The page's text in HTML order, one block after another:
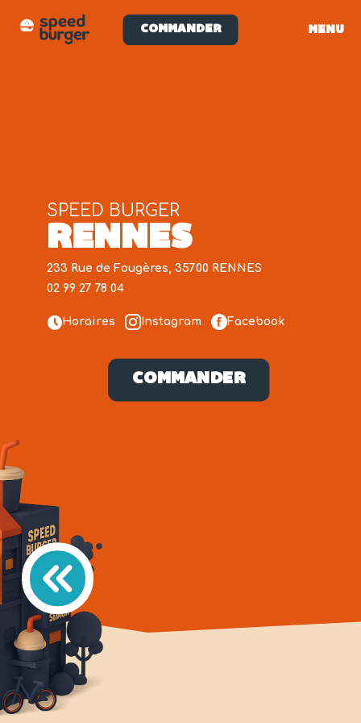
COMMANDER MENU
RENNES
SPEED BURGER
233 Rue de Fougères, 35700 RENNES
02 99 27 78 04
Horaires Instagram Facebook
COMMANDER